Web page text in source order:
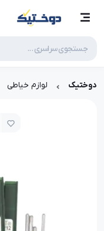
دوختیک لوازم خیاطی